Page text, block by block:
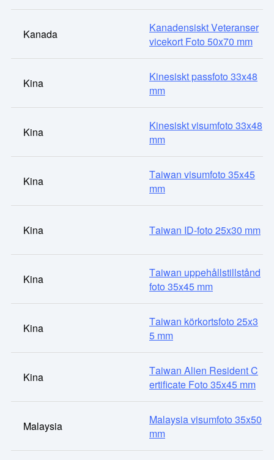
Kanada
Kanadensiskt Veteranser
vicekort Foto 50x70 mm
Kina
Kinesiskt passfoto 33x48
mm
Kina
Kinesiskt visumfoto 33x48
mm
Kina
Taiwan visumfoto 35x45
mm
Kina Taiwan ID-foto 25x30 mm
Kina
Taiwan uppehållstillstånd
foto 35x45 mm
Kina
Taiwan körkortsfoto 25x3
5 mm
Kina
Taiwan Alien Resident C
ertificate Foto 35x45 mm
Malaysia
Malaysia visumfoto 35x50
mm